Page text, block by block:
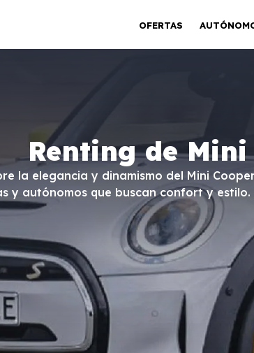
OFERTAS
Renting de
la elegancia y dinamismo del Mini
y autónomos que buscan confort y